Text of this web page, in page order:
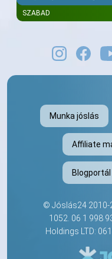
SZABAD
Munka jóslás
Affiliate
Blogportál
© Jóslás24 2010-
1052. 06 1 998
Holdings LTD: